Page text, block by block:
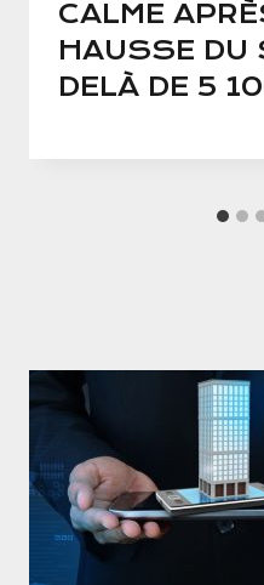
CALME
HAUSSE
DELÀ DE 5